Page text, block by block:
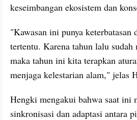
keseimbangan ekosistem dan
"Kawasan ini punya keterbatasan
tertentu. Karena tahun lalu sudah
maka tahun ini kita terapkan
menjaga kelestarian alam," jelas
Hengki mengakui bahwa saat ini
sinkronisasi dan adaptasi antara